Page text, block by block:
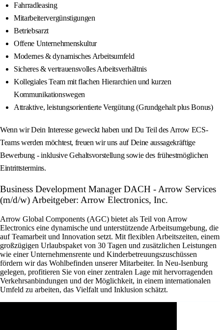
Fahrradleasing
Mitarbeitervergünstigungen
Betriebsarzt
Offene Unternehmenskultur
Modernes & dynamisches Arbeitsumfeld
Sicheres & vertrauensvolles Arbeitsverhältnis
Kollegiales Team mit flachen Hierarchien und kurzen
Kommunikationswegen
Attraktive, leistungsorientierte Vergütung (Grundgehalt plus Bonus)
Wenn wir Dein Interesse geweckt haben und Du Teil des Arrow ECS-
Teams werden möchtest, freuen wir uns auf Deine aussagekräftige
Bewerbung - inklusive Gehaltsvorstellung sowie des frühestmöglichen
Eintrittstermins.
Business Development Manager DACH - Arrow Services
(m/d/w) Arbeitgeber: Arrow Electronics, Inc.
Arrow Global Components (AGC) bietet als Teil von Arrow
Electronics eine dynamische und unterstützende Arbeitsumgebung, die
auf Teamarbeit und Innovation setzt. Mit flexiblen Arbeitszeiten, einem
großzügigen Urlaubspaket von 30 Tagen und zusätzlichen Leistungen
wie einer Unternehmensrente und Kinderbetreuungszuschüssen
fördern wir das Wohlbefinden unserer Mitarbeiter. In Neu-Isenburg
gelegen, profitieren Sie von einer zentralen Lage mit hervorragenden
Verkehrsanbindungen und der Möglichkeit, in einem internationalen
Umfeld zu arbeiten, das Vielfalt und Inklusion schätzt.